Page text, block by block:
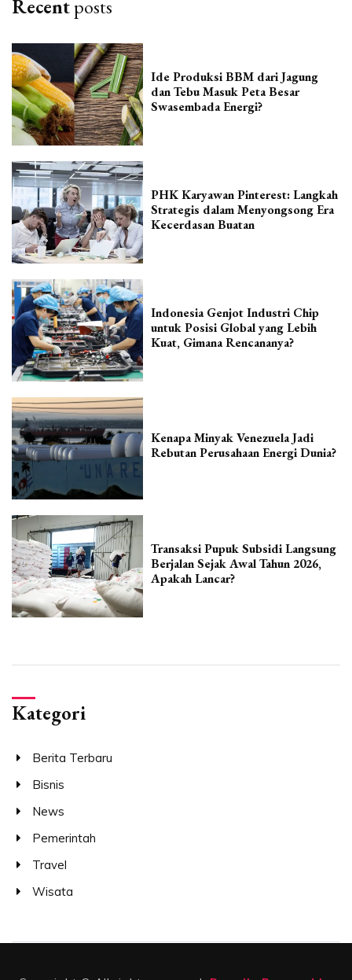
Recentposts
Ide Produksi BBM dari Jagung
dan Tebu Masuk Peta Besar
Swasembada Energi?
PHK Karyawan Pinterest: Langkah
Strategis dalam Menyongsong Era
Kecerdasan Buatan
Indonesia Genjot Industri Chip
untuk Posisi Global yang Lebih
Kuat, Gimana Rencananya?
Kenapa Minyak Venezuela Jadi
Rebutan Perusahaan Energi Dunia?
Transaksi Pupuk Subsidi Langsung
Berjalan Sejak Awal Tahun 2026,
Apakah Lancar?
Kategori
Berita Terbaru
Bisnis
News
Pemerintah
Travel
Wisata